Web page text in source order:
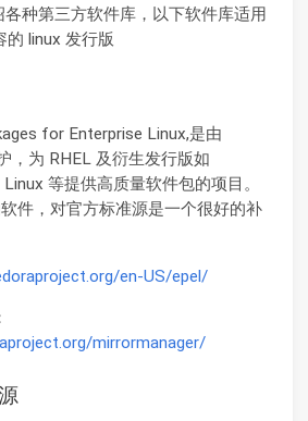
种第三方软件库，以下软件库适用
的 linux 发行版
for Enterprise Linux,是由
，为 RHEL 及衍生发行版如
等提供高质量软件包的项目。
件，对官方标准源是一个很好的补
en-US/epel/
mirrormanager/